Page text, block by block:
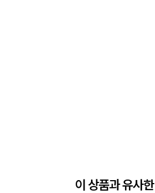
이 상품과 유사한